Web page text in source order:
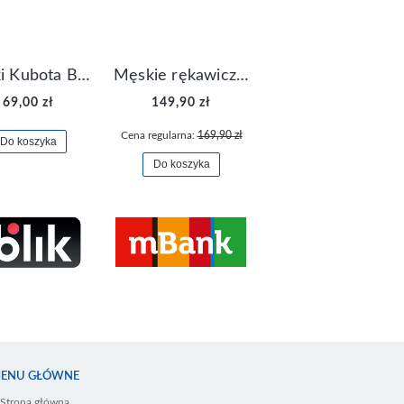
Klapki Kubota Basenowe Gel Czarne
69,00 zł
Do koszyka
Męskie rękawiczki Nike Dri-FIT Lightweight Gloves N.RG.M0.082
149,90 zł
Cena regularna:169,90 zł
Do koszyka
GŁÓWNE